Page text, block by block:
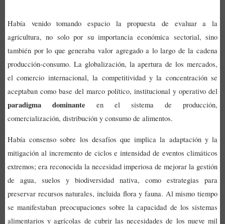
Había venido tomando espacio la propuesta de evaluar a la
agricultura, no solo por su importancia económica sectorial, sino
también por lo que generaba valor agregado a lo largo de la cadena
producción-consumo. La globalización, la apertura de los mercados,
el comercio internacional, la competitividad y la concentración se
aceptaban como base del marco político, institucional y operativo del
paradigma dominante en el sistema de producción,
comercialización, distribución y consumo de alimentos.
Había consenso sobre los desafíos que implica la adaptación y la
mitigación al incremento de ciclos e intensidad de eventos climáticos
extremos; era reconocida la necesidad imperiosa de mejorar la gestión
de agua, suelos y biodiversidad nativa, como estrategias para
preservar recursos naturales, incluida flora y fauna. Al mismo tiempo
se manifestaban preocupaciones sobre la capacidad de los sistemas
alimentarios y agrícolas de cubrir las necesidades de los nueve mil